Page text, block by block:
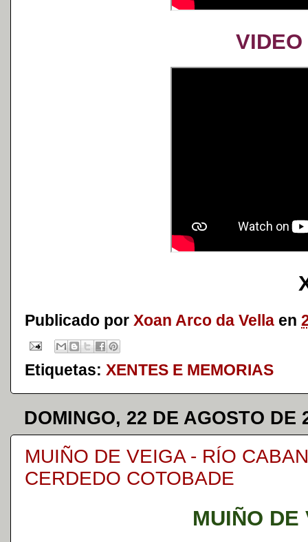
VIDEO
Publicado por Xoan Arco da Vella en
Etiquetas: XENTES E MEMORIAS
DOMINGO, 22 DE AGOSTO DE
MUIÑO DE VEIGA - RÍO
CERDEDO COTOBADE
MUIÑO DE